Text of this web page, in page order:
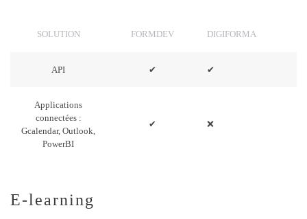
SOLUTION FORMDEV DIGIFORMA
API ✔ ✔
Applications
connectées :
Gcalendar, Outlook,
PowerBI
✔ ❌
E-learning